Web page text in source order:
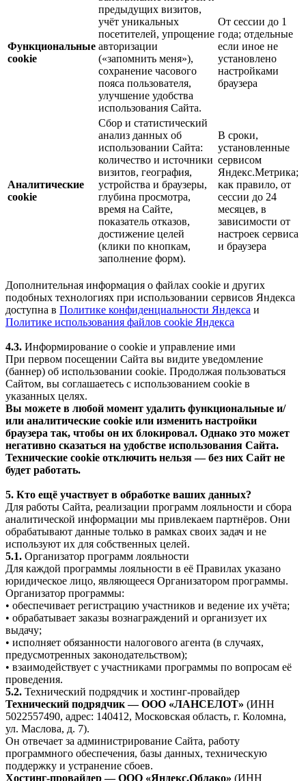
Функциональные
cookie
предыдущих визитов,
учёт уникальных
посетителей, упрощение
авторизации
(«запомнить меня»),
сохранение часового
пояса пользователя,
улучшение удобства
использования Сайта.
От сессии до 1
года; отдельные
если иное не
установлено
настройками
браузера
Аналитические
cookie
Сбор и статистический
анализ данных об
использовании Сайта:
количество и источники
визитов, география,
устройства и браузеры,
глубина просмотра,
время на Сайте,
показатель отказов,
достижение целей
(клики по кнопкам,
заполнение форм).
В сроки,
установленные
сервисом
Яндекс.Метрика;
как правило, от
сессии до 24
месяцев, в
зависимости от
настроек сервиса
и браузера
Дополнительная информация о файлах cookie и других
подобных технологиях при использовании сервисов Яндекса
доступна в Политике конфиденциальности Яндекса и
Политике использования файлов cookie Яндекса
4.3. Информирование о cookie и управление ими
При первом посещении Сайта вы видите уведомление
(баннер) об использовании cookie. Продолжая пользоваться
Сайтом, вы соглашаетесь с использованием cookie в
указанных целях.
Вы можете в любой момент удалить функциональные и/
или аналитические cookie или изменить настройки
браузера так, чтобы он их блокировал. Однако это может
негативно сказаться на удобстве использования Сайта.
Технические cookie отключить нельзя — без них Сайт не
будет работать.
5. Кто ещё участвует в обработке ваших данных?
Для работы Сайта, реализации программ лояльности и сбора
аналитической информации мы привлекаем партнёров. Они
обрабатывают данные только в рамках своих задач и не
используют их для собственных целей.
5.1. Организатор программ лояльности
Для каждой программы лояльности в её Правилах указано
юридическое лицо, являющееся Организатором программы.
Организатор программы:
• обеспечивает регистрацию участников и ведение их учёта;
• обрабатывает заказы вознаграждений и организует их
выдачу;
• исполняет обязанности налогового агента (в случаях,
предусмотренных законодательством);
• взаимодействует с участниками программы по вопросам её
проведения.
5.2. Технический подрядчик и хостинг-провайдер
Технический подрядчик — ООО «ЛАНСЕЛОТ» (ИНН
5022557490, адрес: 140412, Московская область, г. Коломна,
ул. Маслова, д. 7).
Он отвечает за администрирование Сайта, работу
программного обеспечения, базы данных, техническую
поддержку и устранение сбоев.
Хостинг-провайдер — ООО «Яндекс.Облако» (ИНН